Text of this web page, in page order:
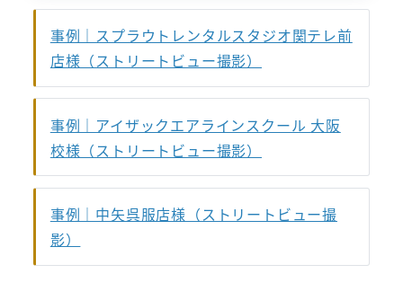
事例｜スプラウトレンタルスタジオ関テレ前
店様（ストリートビュー撮影）
事例｜アイザックエアラインスクール 大阪
校様（ストリートビュー撮影）
事例｜中矢呉服店様（ストリートビュー撮
影）